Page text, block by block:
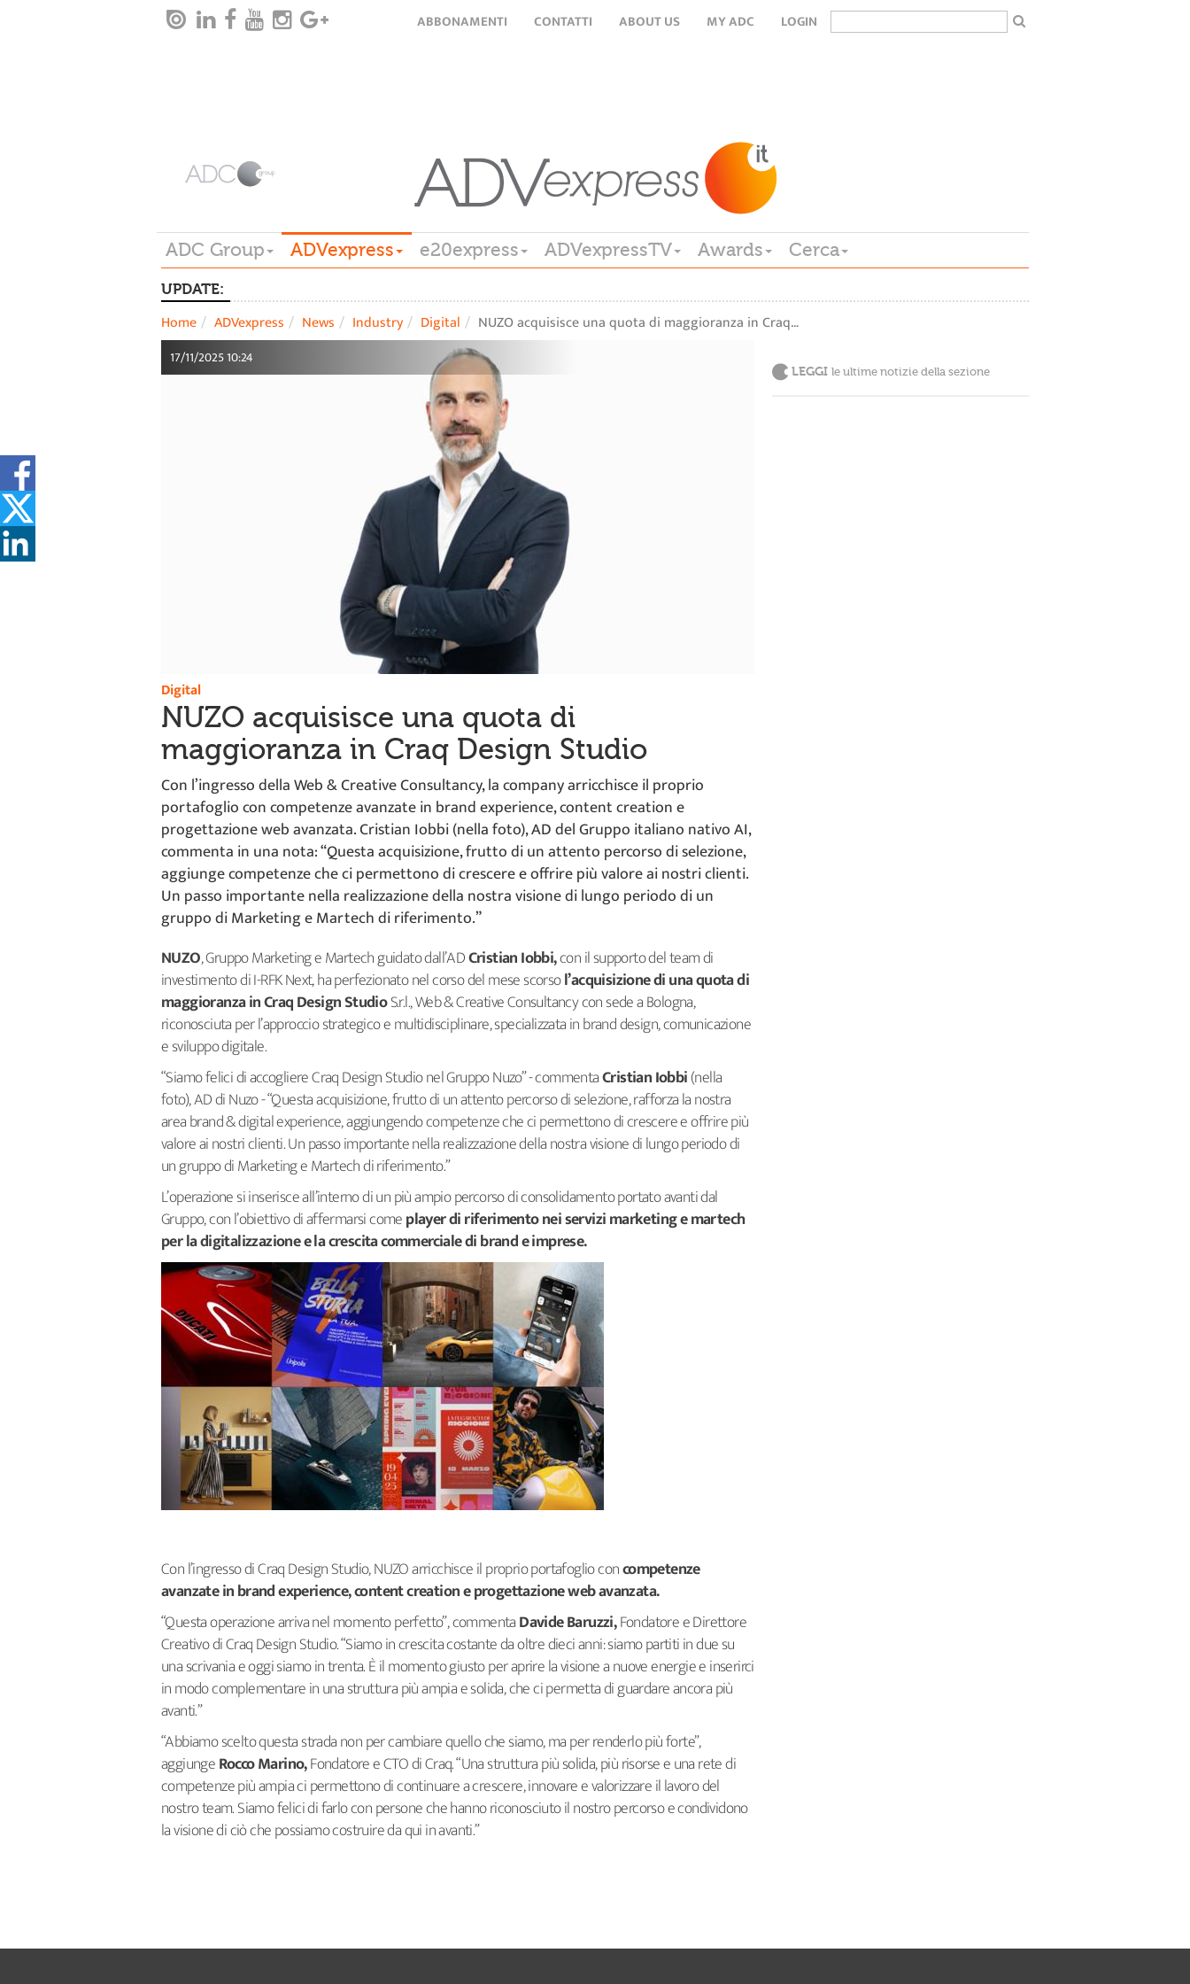
ABBONAMENTI CONTATTI ABOUT US MY ADC LOGIN
ADC Group ADVexpress e20express ADVexpressTV Awards Cerca
UPDATE:
Home ADVexpress News Industry Digital NUZO acquisisce una quota di maggioranza in Craq…
17/11/2025 10:24
Digital
NUZO acquisisce una quota di
maggioranza in Craq Design Studio
Con l’ingresso della Web & Creative Consultancy, la company arricchisce il proprio
portafoglio con competenze avanzate in brand experience, content creation e
progettazione web avanzata. Cristian Iobbi (nella foto), AD del Gruppo italiano nativo AI,
commenta in una nota: “Questa acquisizione, frutto di un attento percorso di selezione,
aggiunge competenze che ci permettono di crescere e offrire più valore ai nostri clienti.
Un passo importante nella realizzazione della nostra visione di lungo periodo di un
gruppo di Marketing e Martech di riferimento.”
NUZO, Gruppo Marketing e Martech guidato dall’ADCristian Iobbi,con il supporto del team di
investimento di I-RFK Next, ha perfezionato nel corso del mese scorsol’acquisizione di una quota di
maggioranza in Craq Design StudioS.r.l., Web & Creative Consultancy con sede a Bologna,
riconosciuta per l’approccio strategico e multidisciplinare, specializzata in brand design, comunicazione
e sviluppo digitale.
“Siamo felici di accogliere Craq Design Studio nel Gruppo Nuzo” - commentaCristian Iobbi(nella
foto), AD di Nuzo - “Questa acquisizione, frutto di un attento percorso di selezione, rafforza la nostra
area brand & digital experience, aggiungendo competenze che ci permettono di crescere e offrire più
valore ai nostri clienti. Un passo importante nella realizzazione della nostra visione di lungo periodo di
un gruppo di Marketing e Martech di riferimento.”
L’operazione si inserisce all’interno di un più ampio percorso di consolidamento portato avanti dal
Gruppo, con l’obiettivo di affermarsi comeplayer di riferimento nei servizi marketing e martech
per la digitalizzazione e la crescita commerciale di brand e imprese.
Con l’ingresso di Craq Design Studio, NUZO arricchisce il proprio portafoglio concompetenze
avanzate in brand experience, content creation e progettazione web avanzata.
“Questa operazione arriva nel momento perfetto”, commentaDavide Baruzzi,Fondatore e Direttore
Creativo di Craq Design Studio. “Siamo in crescita costante da oltre dieci anni: siamo partiti in due su
una scrivania e oggi siamo in trenta. È il momento giusto per aprire la visione a nuove energie e inserirci
in modo complementare in una struttura più ampia e solida, che ci permetta di guardare ancora più
avanti.”
“Abbiamo scelto questa strada non per cambiare quello che siamo, ma per renderlo più forte”,
aggiungeRocco Marino,Fondatore e CTO di Craq. “Una struttura più solida, più risorse e una rete di
competenze più ampia ci permettono di continuare a crescere, innovare e valorizzare il lavoro del
nostro team. Siamo felici di farlo con persone che hanno riconosciuto il nostro percorso e condividono
la visione di ciò che possiamo costruire da qui in avanti.”
LEGGI le ultime notizie della sezione